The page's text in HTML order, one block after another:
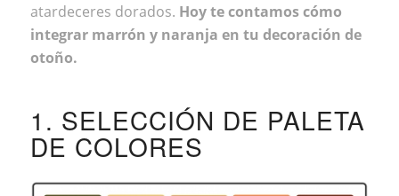
atardeceres dorados. Hoy te contamos cómo
integrar marrón y naranja en tu decoración de
otoño.
1. SELECCIÓN DE PALETA
DE COLORES